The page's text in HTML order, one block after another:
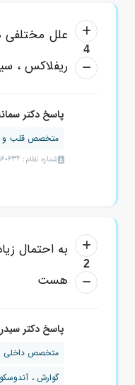
4
علل مختلفی
ریفلاکس ،
پاسخ دکتر
متخصص قلب و
شماره نظام: 160632
2
به احتمال
هست
پاسخ دکتر
متخصص داخلی
گوارش ،